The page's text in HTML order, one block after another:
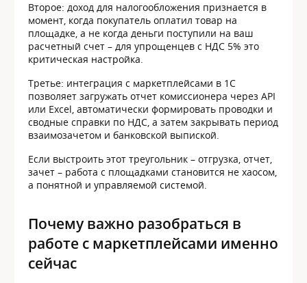
Второе: доход для налогообложения признается в
момент, когда покупатель оплатил товар на
площадке, а не когда деньги поступили на ваш
расчетный счет – для упрощенцев с НДС 5% это
критическая настройка.
Третье: интеграция с маркетплейсами в 1С
позволяет загружать отчет комиссионера через API
или Excel, автоматически формировать проводки и
сводные справки по НДС, а затем закрывать период
взаимозачетом и банковской выпиской.
Если выстроить этот треугольник – отгрузка, отчет,
зачет – работа с площадками становится не хаосом,
а понятной и управляемой системой.
Почему важно разобраться в
работе с маркетплейсами именно
сейчас